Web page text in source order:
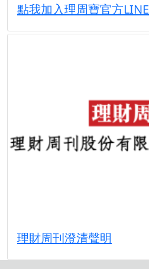
點我加入理周寶官方LINE
理財周刊澄清聲明